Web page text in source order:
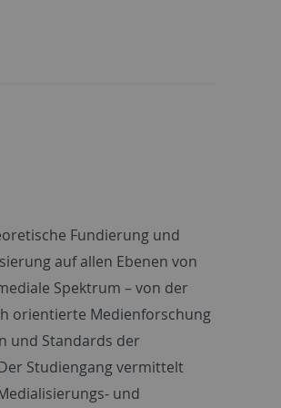
Fundierung und
auf allen Ebenen von
Spektrum – von der
orientierte Medienforschung
und Standards der
Studiengang vermittelt
und